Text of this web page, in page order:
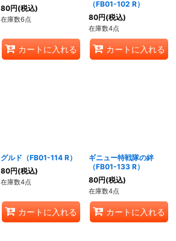
80円(税込)
在庫数6点
カートに入れる
（FB01-102 R）
80円(税込)
在庫数4点
カートに入れる
グルド（FB01-114 R）
80円(税込)
在庫数4点
カートに入れる
ギニュー特戦隊の絆
（FB01-133 R）
80円(税込)
在庫数4点
カートに入れる